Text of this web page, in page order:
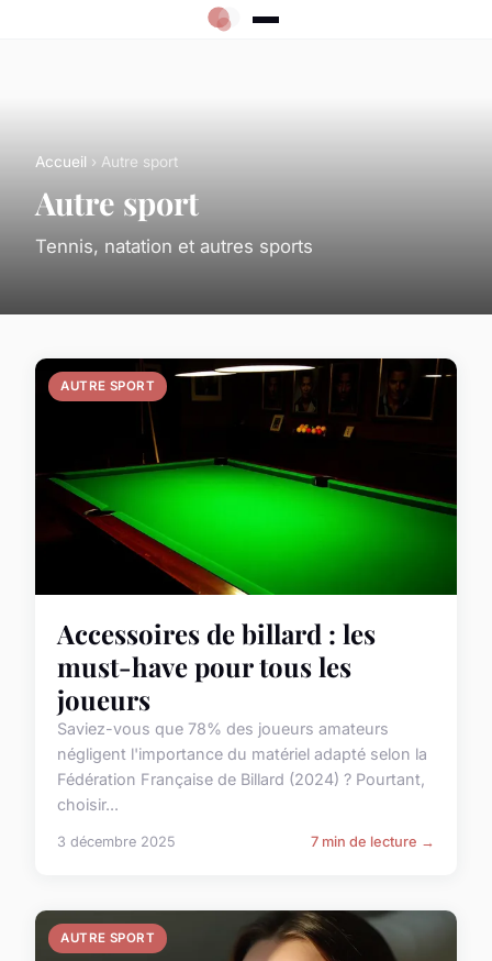
Accueil › Autre sport
Autre sport
Tennis, natation et autres sports
AUTRE SPORT
Accessoires de billard : les
must-have pour tous les
joueurs
Saviez-vous que 78% des joueurs amateurs
négligent l'importance du matériel adapté selon la
Fédération Française de Billard (2024) ? Pourtant,
choisir...
3 décembre 2025 7 min de lecture →
AUTRE SPORT